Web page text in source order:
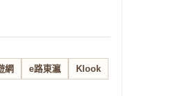
網 e路東瀛 Klook